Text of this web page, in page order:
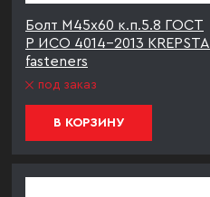
Болт М45х60 к.п.5.8 ГОСТ
Р ИСО 4014-2013 KREPSTA
fasteners
под заказ
В КОРЗИНУ